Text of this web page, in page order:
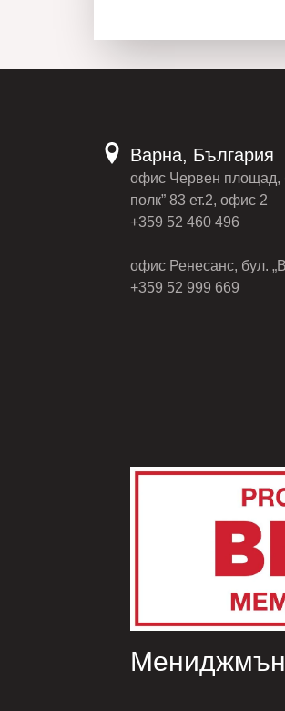
Варна, България
офис Червен площад,
полк” 83 ет.2, офис 2
+359 52 460 496
офис Ренесанс, бул.
+359 52 999 669